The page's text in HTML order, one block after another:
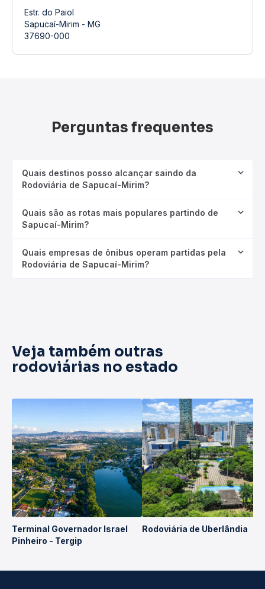
Estr. do Paiol
Sapucaí-Mirim - MG
37690-000
Perguntas frequentes
Quais destinos posso alcançar saindo da
Rodoviária de Sapucaí-Mirim?
Quais são as rotas mais populares partindo de
Sapucaí-Mirim?
Quais empresas de ônibus operam partidas pela
Rodoviária de Sapucaí-Mirim?
Veja também outras
rodoviárias no estado
Terminal Governador Israel
Pinheiro - Tergip
Rodoviária de Uberlândia